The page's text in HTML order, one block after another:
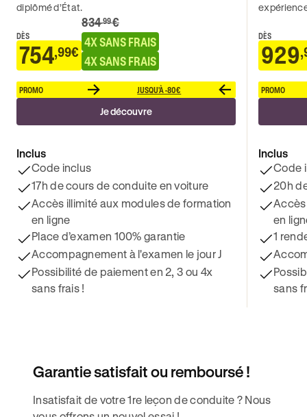
diplômé d’État.
DÈS
754,99€
834 .99€
4X SANS FRAIS
4X SANS FRAIS
PROMO JUSQU'À -80€
Je découvre
Inclus
Code inclus
17h de cours de conduite en voiture
Accès illimité aux modules de formation
en ligne
Place d’examen 100% garantie
Accompagnement à l'examen le jour J
Possibilité de paiement en 2, 3 ou 4x
sans frais !
DÈS
929
PROMO
Inclus
Code
20h
en
1
sans
Garantie satisfait ou remboursé !
Insatisfait de votre 1re leçon de conduite ? Nous